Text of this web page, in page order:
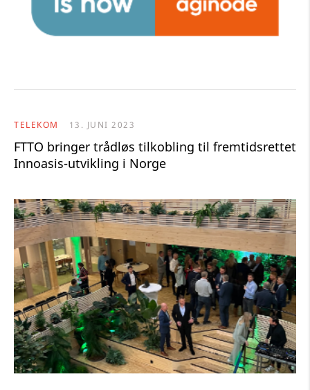
TELEKOM 13. JUNI 2023
FTTO bringer trådløs tilkobling til fremtidsrettet
Innoasis-utvikling i Norge